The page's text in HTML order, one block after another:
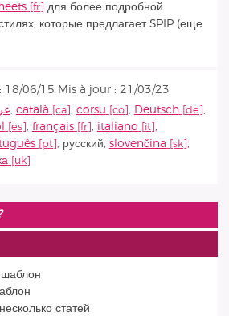
для более подробной
которые предлагает SPIP (еще
18/06/15 Mis à jour : 21/03/23
, català , corsu , Deutsch
,
, français , italiano
,
, русский, slovenčina
,
статей